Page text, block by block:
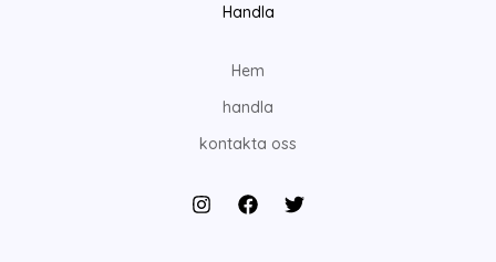
Handla
Hem
handla
kontakta oss